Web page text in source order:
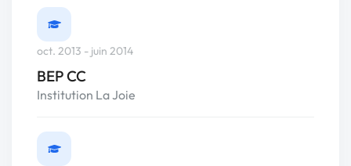
oct. 2013 - juin 2014
BEP CC
Institution La Joie